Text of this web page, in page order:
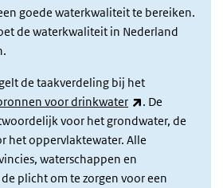
goede waterkwaliteit te bereiken.
de waterkwaliteit in Nederland
de taakverdeling bij het
voor drinkwater (externe link)
. De
voor het grondwater, de
het oppervlaktewater. Alle
waterschappen en
plicht om te zorgen voor een